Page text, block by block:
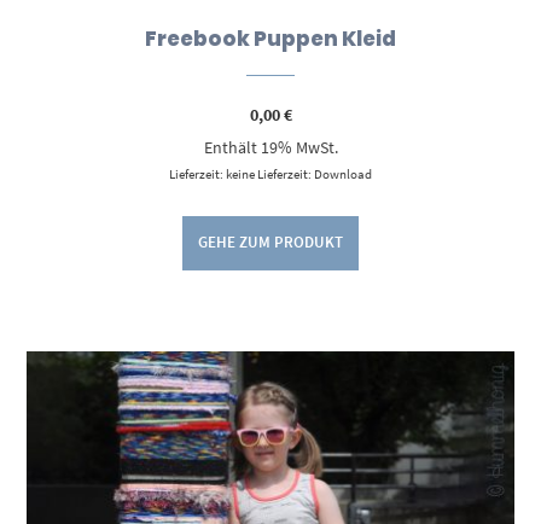
Freebook Puppen Kleid
0,00€
Enthält 19% MwSt.
Lieferzeit: keine Lieferzeit: Download
GEHE ZUM PRODUKT